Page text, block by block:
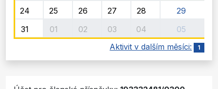
13. Lions
Golf Cup
24 25 26 27 28 29
31
01 02 03 04 05
Aktivit v dalším měsíci:
1